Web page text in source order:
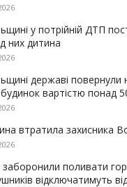
у потрійній ДТП
них дитина
державі
вартістю понад
втратила захисника
заборонили поливати
відключатимуть